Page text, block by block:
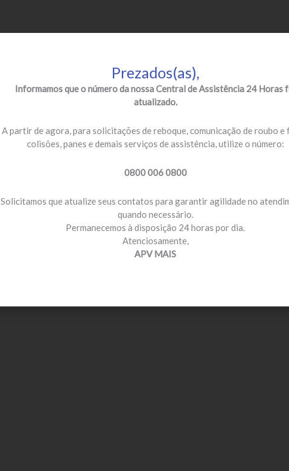
Prezados(as),
Informamos que o número da nossa Central de Assistência 24 Horas
atualizado.
A partir de agora, para solicitações de reboque, comunicação de roubo e
colisões, panes e demais serviços de assistência, utilize o número:
0800 006 0800
Solicitamos que atualize seus contatos para garantir agilidade no
quando necessário.
Permanecemos à disposição 24 horas por dia.
Atenciosamente,
APV MAIS